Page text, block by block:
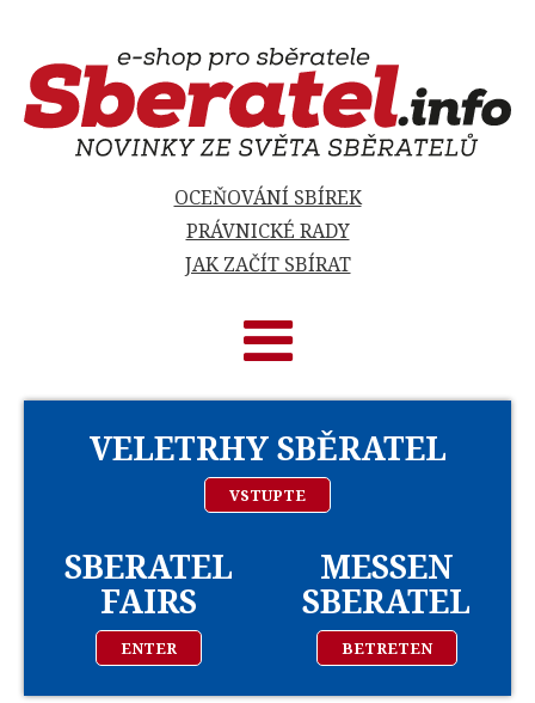
OCEŇOVÁNÍ SBÍREK
PRÁVNICKÉ RADY
JAK ZAČÍT SBÍRAT
VELETRHY SBĚRATEL
VSTUPTE
SBERATEL
FAIRS
ENTER
MESSEN
SBERATEL
BETRETEN